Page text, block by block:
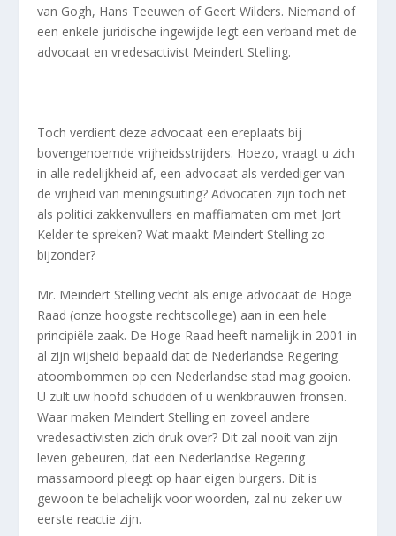
van Gogh, Hans Teeuwen of Geert Wilders. Niemand of
een enkele juridische ingewijde legt een verband met de
advocaat en vredesactivist Meindert Stelling.
Toch verdient deze advocaat een ereplaats bij
bovengenoemde vrijheidsstrijders. Hoezo, vraagt u zich
in alle redelijkheid af, een advocaat als verdediger van
de vrijheid van meningsuiting? Advocaten zijn toch net
als politici zakkenvullers en maffiamaten om met Jort
Kelder te spreken? Wat maakt Meindert Stelling zo
bijzonder?
Mr. Meindert Stelling vecht als enige advocaat de Hoge
Raad (onze hoogste rechtscollege) aan in een hele
principiële zaak. De Hoge Raad heeft namelijk in 2001 in
al zijn wijsheid bepaald dat de Nederlandse Regering
atoombommen op een Nederlandse stad mag gooien.
U zult uw hoofd schudden of u wenkbrauwen fronsen.
Waar maken Meindert Stelling en zoveel andere
vredesactivisten zich druk over? Dit zal nooit van zijn
leven gebeuren, dat een Nederlandse Regering
massamoord pleegt op haar eigen burgers. Dit is
gewoon te belachelijk voor woorden, zal nu zeker uw
eerste reactie zijn.